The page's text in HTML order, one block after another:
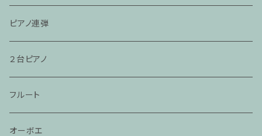
ピアノ連弾
２台ピアノ
フルート
オーボエ